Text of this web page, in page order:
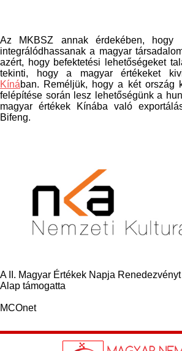
Az MKBSZ annak érdekében,
integrálódhassanak a magyar
azért, hogy befektetési lehetőségeket
tekinti, hogy a magyar értékeket
Kínában. Reméljük, hogy a két ország
felépítése során lesz lehetőségünk a
magyar értékek Kínába való
Bifeng.
A II. Magyar Értékek Napja
Alap támogatta
MCOnet